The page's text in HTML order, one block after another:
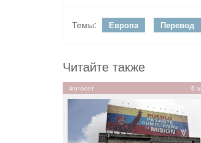
Темы: Европа Перевод
Читайте также
Фотосет 6